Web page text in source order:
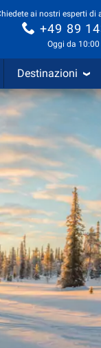
ai nostri esperti di
+49 89
Oggi da
Destinazioni